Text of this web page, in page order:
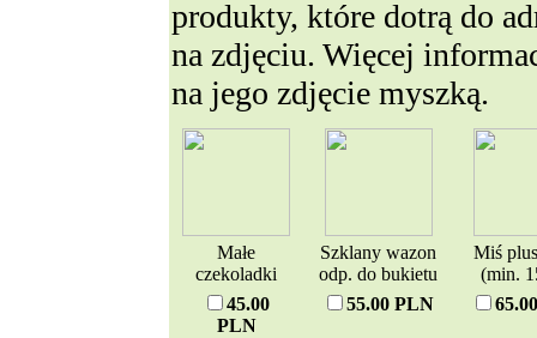
produkty, które dotrą do
na zdjęciu. Więcej
na jego zdjęcie myszką.
Małe
czekoladki
45.00
PLN
Szklany wazon
odp. do bukietu
55.00 PLN
Miś
(min.